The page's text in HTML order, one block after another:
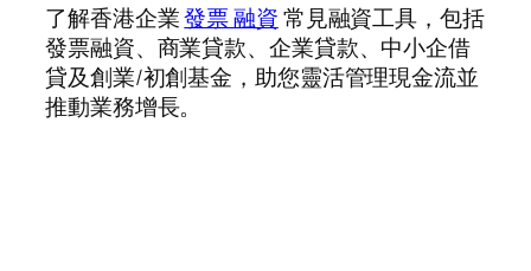
了解香港企業發票 融資常見融資工具，包括
發票融資、商業貸款、企業貸款、中小企借
貸及創業/初創基金，助您靈活管理現金流並
推動業務增長。